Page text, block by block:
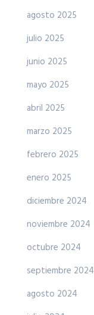
agosto 2025
julio 2025
junio 2025
mayo 2025
abril 2025
marzo 2025
febrero 2025
enero 2025
diciembre 2024
noviembre 2024
octubre 2024
septiembre 2024
agosto 2024